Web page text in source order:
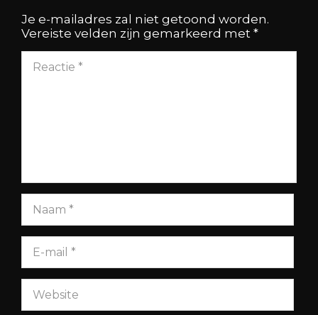
Je e-mailadres zal niet getoond worden.
Vereiste velden zijn gemarkeerd met *